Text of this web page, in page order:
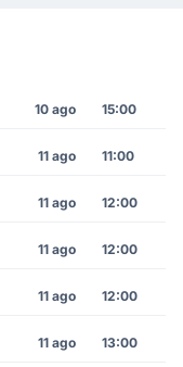
10 ago 15:00
11 ago 11:00
11 ago 12:00
11 ago 12:00
11 ago 12:00
11 ago 13:00